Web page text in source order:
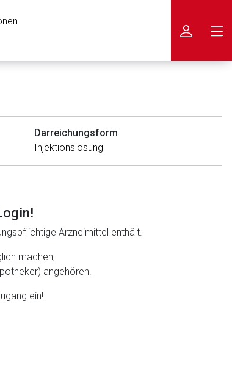
Darreichungsform
Injektionslösung
Arzneimittel enthält.
machen,
angehören.
ein!
ist deren